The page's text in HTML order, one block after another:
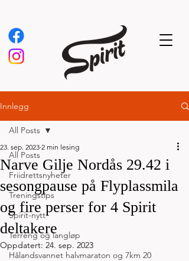
Innlegg
All Posts
Friidrettsnyheter
Treningstips
Spirit-nytt
Terreng og langløp
Hålandsvannet halvmaraton og 7km 20
All Posts
Narve Gilje Nordås 29.42 i
sesongpause på Flyplassmila
og fire perser for 4 Spirit
deltakere
23. sep. 2023 2 min lesing
Oppdatert: 24. sep. 2023